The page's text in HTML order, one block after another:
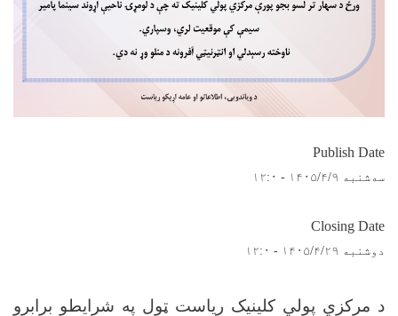
Publish Date
سه‌شنبه ۱۴۰۵/۴/۹ - ۱۲:۰
Closing Date
دوشنبه ۱۴۰۵/۴/۲۹ - ۱۲:۰
د مرکزي پولي کلینیک ریاست ټول په شرایطو برابرو